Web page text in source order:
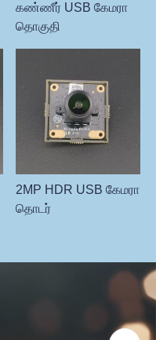
கண்ணீர் USB கேமரா
தொகுதி
2MP HDR USB கேமரா
தொடர்